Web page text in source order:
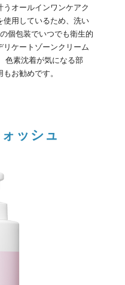
オールインワンケアク
使用しているため、洗い
個包装でいつでも衛生的
リケートゾーンクリーム
素沈着が気になる部
お勧めです。
ッシュ